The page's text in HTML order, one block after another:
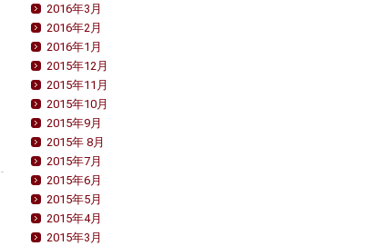
2016年3月
2016年2月
2016年1月
2015年12月
2015年11月
2015年10月
2015年9月
2015年 8月
2015年7月
2015年6月
2015年5月
2015年4月
2015年3月